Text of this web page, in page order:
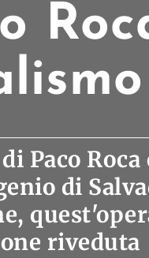
Paco Roca
di
riveduta